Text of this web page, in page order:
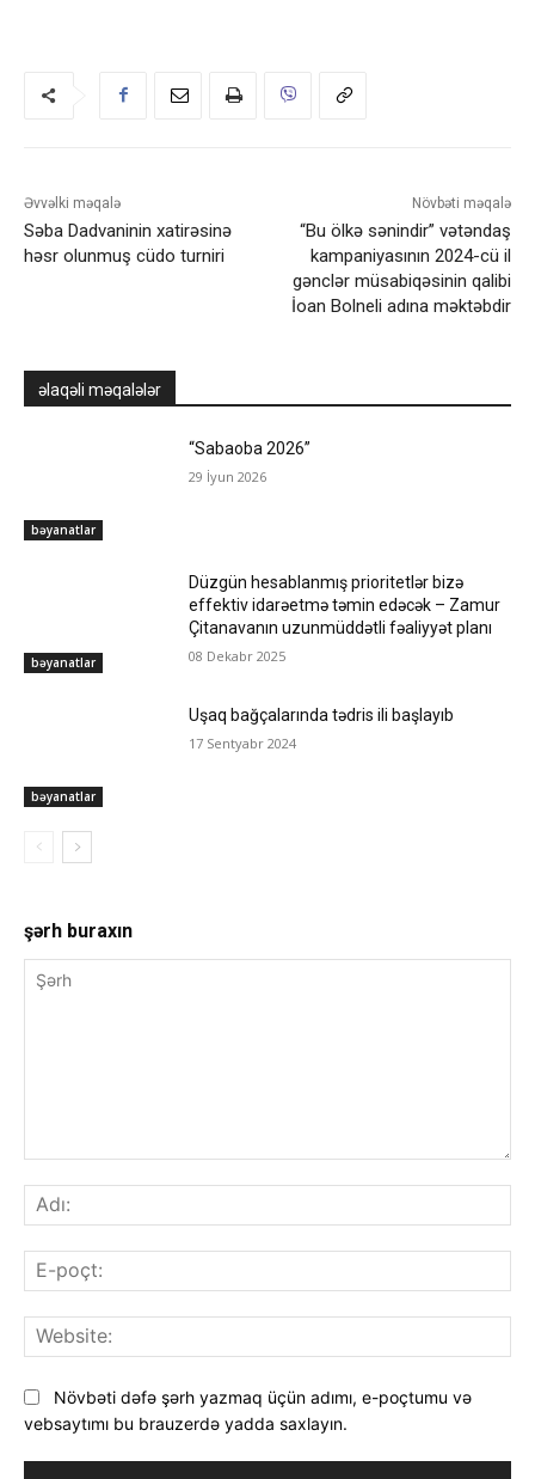
Əvvəlki məqalə
Səba Dadvaninin xatirəsinə
həsr olunmuş cüdo turniri
Növbəti məqalə
“Bu ölkə sənindir” vətəndaş
kampaniyasının 2024-cü il
gənclər müsabiqəsinin qalibi
İoan Bolneli adına məktəbdir
əlaqəli məqalələr
bəyanatlar
“Sabaoba 2026”
29 İyun 2026
bəyanatlar
Düzgün hesablanmış prioritetlər bizə
effektiv idarəetmə təmin edəcək – Zamur
Çitanavanın uzunmüddətli fəaliyyət planı
08 Dekabr 2025
bəyanatlar
Uşaq bağçalarında tədris ili başlayıb
17 Sentyabr 2024
şərh buraxın
Növbəti dəfə şərh yazmaq üçün adımı, e-poçtumu və
vebsaytımı bu brauzerdə yadda saxlayın.